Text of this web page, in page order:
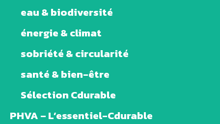
eau & biodiversité
énergie & climat
sobriété & circularité
santé & bien-être
Sélection Cdurable
PHVA – L’essentiel-Cdurable